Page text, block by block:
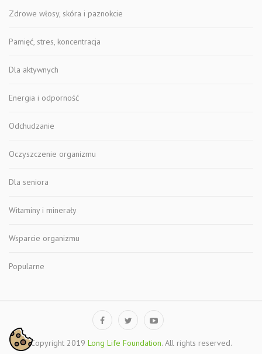
Zdrowe włosy, skóra i paznokcie
Pamięć, stres, koncentracja
Dla aktywnych
Energia i odporność
Odchudzanie
Oczyszczenie organizmu
Dla seniora
Witaminy i minerały
Wsparcie organizmu
Popularne
Copyright 2019 Long Life Foundation. All rights reserved.